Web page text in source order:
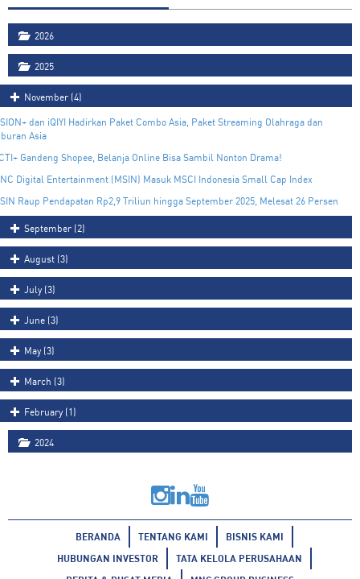
2026
2025
November (4)
dan iQIYI Hadirkan Paket Combo Asia, Paket Streaming Olahraga dan
Asia
Gandeng Shopee, Belanja Online Bisa Sambil Nonton Drama!
Digital Entertainment (MSIN) Masuk MSCI Indonesia Small Cap Index
Raup Pendapatan Rp2,9 Triliun hingga September 2025, Melesat 26 Persen
September (2)
August (3)
July (3)
June (3)
May (3)
March (3)
February (1)
2024
BERANDA TENTANG KAMI
BISNIS KAMI
HUBUNGAN INVESTOR
TATA KELOLA PERUSAHAAN